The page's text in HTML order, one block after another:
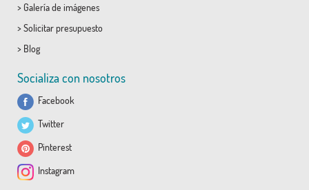
> Galería de imágenes
> Solicitar presupuesto
> Blog
Socializa con nosotros
Facebook
Twitter
Pinterest
Instagram